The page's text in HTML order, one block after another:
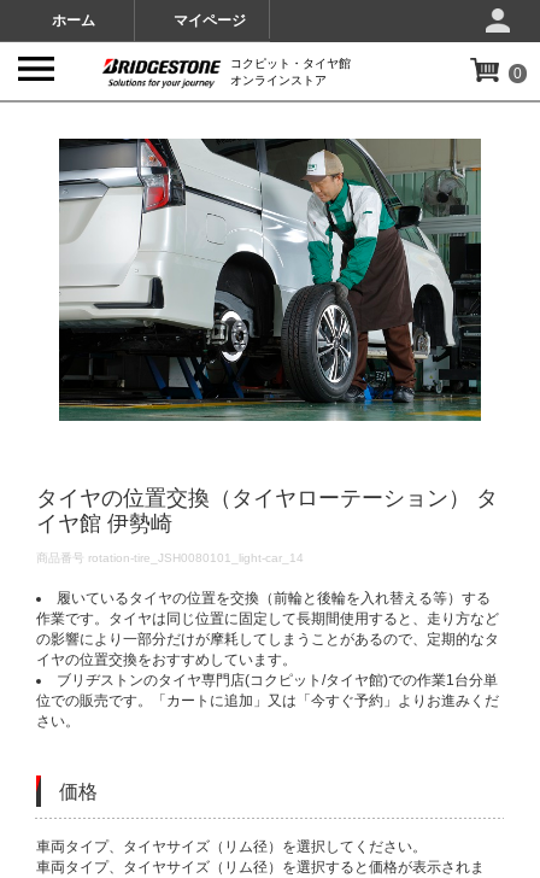
ホーム マイページ
コクピット・タイヤ館
オンラインストア
0
タイヤの位置交換（タイヤローテーション） タ
イヤ館 伊勢崎
DETAILS
商品番号 rotation-tire_JSH0080101_light-car_14
履いているタイヤの位置を交換（前輪と後輪を入れ替える等）する
作業です。タイヤは同じ位置に固定して長期間使用すると、走り方など
の影響により一部分だけが摩耗してしまうことがあるので、定期的なタ
イヤの位置交換をおすすめしています。
ブリヂストンのタイヤ専門店(コクピット/タイヤ館)での作業1台分単
位での販売です。「カートに追加」又は「今すぐ予約」よりお進みくだ
さい。
価格
VARIATIONS
車両タイプ、タイヤサイズ（リム径）を選択してください。
車両タイプ、タイヤサイズ（リム径）を選択すると価格が表示されま